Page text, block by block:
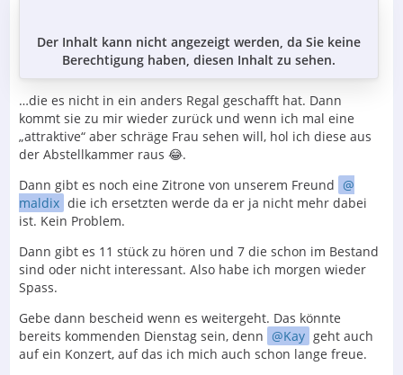
Der Inhalt kann nicht angezeigt werden, da Sie keine
Berechtigung haben, diesen Inhalt zu sehen.
…die es nicht in ein anders Regal geschafft hat. Dann
kommt sie zu mir wieder zurück und wenn ich mal eine
„attraktive“ aber schräge Frau sehen will, hol ich diese aus
der Abstellkammer raus 😂.
Dann gibt es noch eine Zitrone von unserem Freund
maldix die ich ersetzten werde da er ja nicht mehr dabei
ist. Kein Problem.
Dann gibt es 11 stück zu hören und 7 die schon im Bestand
sind oder nicht interessant. Also habe ich morgen wieder
Spass.
Gebe dann bescheid wenn es weitergeht. Das könnte
bereits kommenden Dienstag sein, denn
Kay geht auch
auf ein Konzert, auf das ich mich auch schon lange freue.